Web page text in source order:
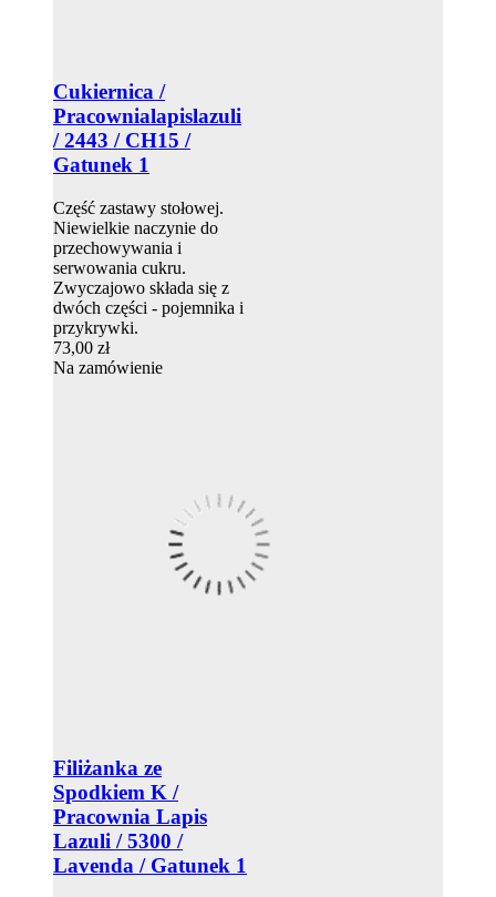
Cukiernica /
Pracownialapislazuli
/ 2443 / CH15 /
Gatunek 1
Część zastawy stołowej.
Niewielkie naczynie do
przechowywania i
serwowania cukru.
Zwyczajowo składa się z
dwóch części - pojemnika i
przykrywki.
73,00 zł
Na zamówienie
Filiżanka ze
Spodkiem K /
Pracownia Lapis
Lazuli / 5300 /
Lavenda / Gatunek 1